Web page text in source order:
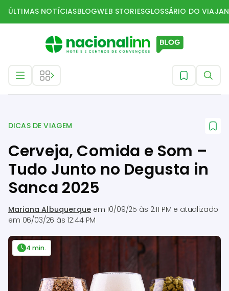
ÚLTIMAS NOTÍCIASBLOGWEB STORIESGLOSSÁRIO DO
DICAS DE VIAGEM
Cerveja, Comida e Som –
Tudo Junto no Degusta in
Sanca 2025
Mariana Albuquerque em10/09/25 às 2:11 PM e atualizado
em 06/03/26 às 12:44 PM
4 min.